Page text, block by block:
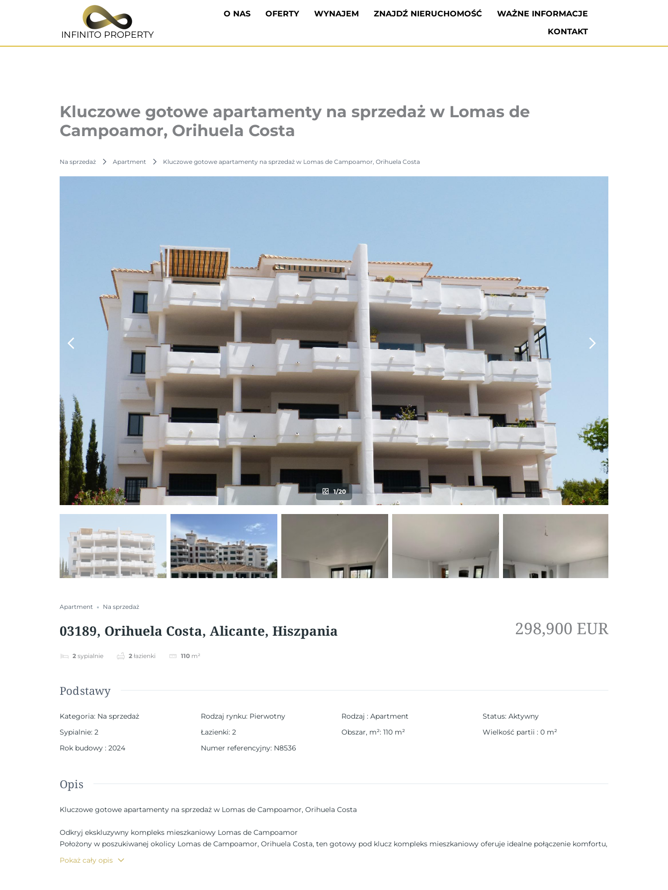
INFINITO PROPERTY
O NAS OFERTY WYNAJEM ZNAJDŹ NIERUCHOMOŚĆ
WAŻNE INFORMACJE
KONTAKT
Kluczowe gotowe apartamenty na sprzedaż w Lomas de
Campoamor, Orihuela Costa
Na sprzedaż Apartment Kluczowe gotowe apartamenty na sprzedaż w Lomas de Campoamor, Orihuela Costa
1/20
Apartment Na sprzedaż
03189, Orihuela Costa, Alicante, Hiszpania
2 sypialnie 2 łazienki 110 m²
298,900 EUR
Podstawy
Kategoria: Na sprzedaż Rodzaj rynku: Pierwotny Rodzaj : Apartment Status: Aktywny
Sypialnie: 2 Łazienki: 2 Obszar, m²: 110 m² Wielkość partii : 0 m²
Rok budowy : 2024 Numer referencyjny: N8536
Opis
Kluczowe gotowe apartamenty na sprzedaż w Lomas de Campoamor, Orihuela Costa
Odkryj ekskluzywny kompleks mieszkaniowy Lomas de Campoamor
Położony w poszukiwanej okolicy Lomas de Campoamor, Orihuela Costa, ten gotowy pod klucz kompleks mieszkaniowy oferuje idealne połączenie komfortu,
wygody i stylu. Zbudowane w 2008 r., ale nigdy nie zamieszkane, ostatnie jednostki są teraz dostępne na sprzedaż, co stanowi wyjątkową okazję do posiadania
zupełnie nowej nieruchomości w doskonałej, skonsolidowanej lokalizacji.
Pokaż cały opis